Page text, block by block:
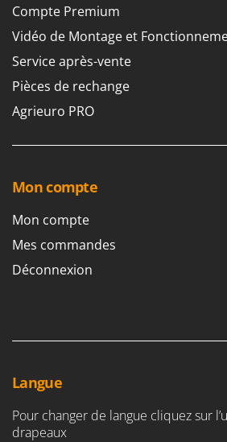
Compte Premium
Vidéo de Montage et
Service après-vente
Pièces de rechange
Agrieuro PRO
Mon compte
Mon compte
Mes commandes
Déconnexion
Langue
Pour changer de langue cliquez sur
drapeaux